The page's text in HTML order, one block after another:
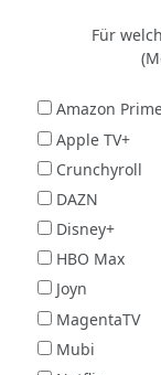
Für
Amazon
Apple TV+
Crunchyroll
DAZN
Disney+
HBO Max
Joyn
MagentaTV
Mubi